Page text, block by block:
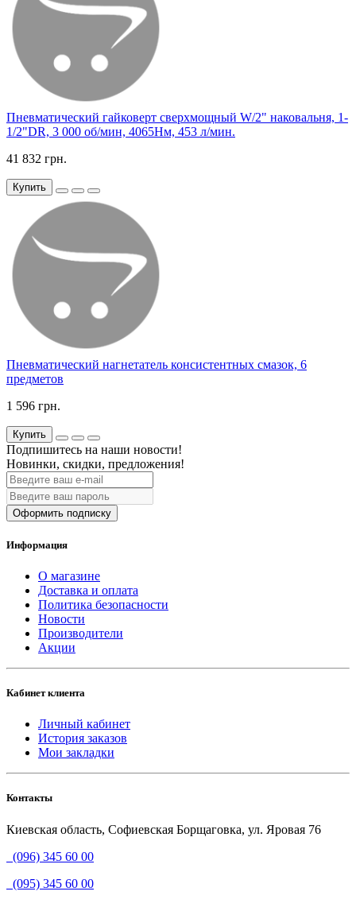
Пневматический гайковерт сверхмощный W/2" наковальня, 1-
1/2"DR, 3 000 об/мин, 4065Нм, 453 л/мин.
41 832 грн.
Купить
Пневматический нагнетатель консистентных смазок, 6
предметов
1 596 грн.
Купить
Подпишитесь на наши новости!
Новинки, скидки, предложения!
Оформить подписку
Информация
О магазине
Доставка и оплата
Политика безопасности
Новости
Производители
Акции
Кабинет клиента
Личный кабинет
История заказов
Мои закладки
Контакты
Киевская область, Софиевская Борщаговка, ул. Яровая 76
(096) 345 60 00
(095) 345 60 00